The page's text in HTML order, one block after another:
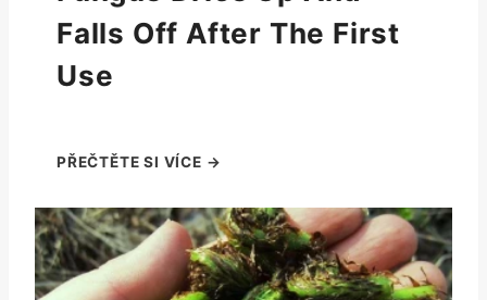
Falls Off After The First
Use